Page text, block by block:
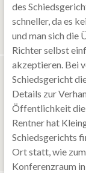
des
schneller, da es
und man sich die
Richter selbst
akzeptieren. Bei
Schiedsgericht
Details zur
Öffentlichkeit die
Rentner hat
Schiedsgerichts
Ort statt, wie
Konferenzraum